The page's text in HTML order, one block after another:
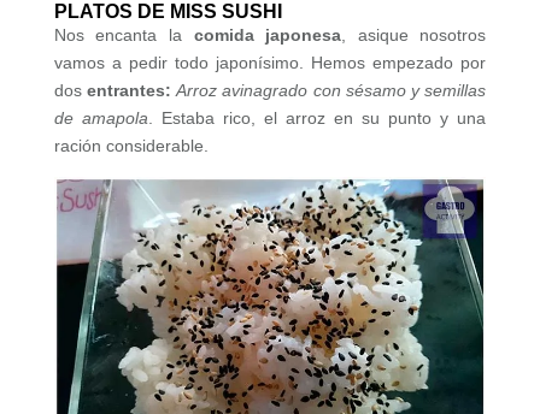
PLATOS DE MISS SUSHI
Nos encanta la comida japonesa, asique nosotros
vamos a pedir todo japonísimo. Hemos empezado por
dos entrantes: Arroz avinagrado con sésamo y semillas
de amapola. Estaba rico, el arroz en su punto y una
ración considerable.